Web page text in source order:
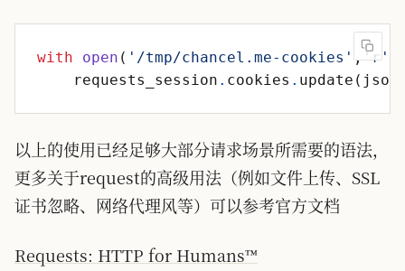
with open ( ' /tmp/chancel.me-cookies ' ,'r'
requests_session . cookies . update ( json
以上的使用已经足够大部分请求场景所需要的语法，
更多关于request的高级用法（例如文件上传、SSL
证书忽略、网络代理风等）可以参考官方文档
Requests: HTTP for Humans™